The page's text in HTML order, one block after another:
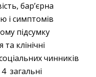
бар’єрна
і симптомів
підсумку
клінічні
чинників
загальні